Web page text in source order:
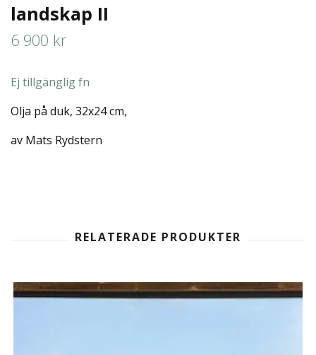
landskap II
6 900 kr
Ej tillgänglig fn
Olja på duk, 32x24 cm,
av Mats Rydstern